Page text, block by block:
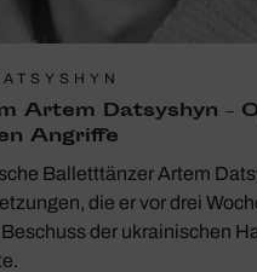
Artem Datsyshyn –
Angriffe
Balletttänzer Artem
die er vor drei
der ukrainischen